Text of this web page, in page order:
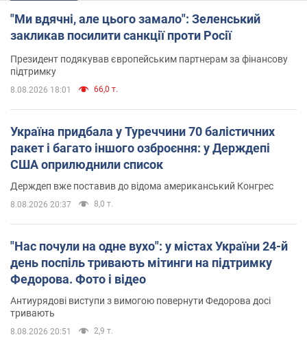
"Ми вдячні, але цього замало": Зеленський
закликав посилити санкції проти Росії
Президент подякував європейським партнерам за фінансову
підтримку
8.08.2026 18:01 66,0 т.
Україна придбала у Туреччини 70 балістичних
ракет і багато іншого озброєння: у Держдепі
США оприлюднили список
Держдеп вже поставив до відома американський Конгрес
8.08.2026 20:37 8,0 т.
"Нас почули на одне вухо": у містах України 24-й
день поспіль тривають мітинги на підтримку
Федорова. Фото і відео
Антиурядові виступи з вимогою повернути Федорова досі
тривають
8.08.2026 20:51 2,9 т.